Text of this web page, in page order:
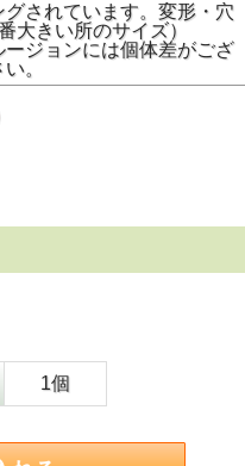
されています。変形・穴
大きい所のサイズ）
ジョンには個体差がござ
。
1個